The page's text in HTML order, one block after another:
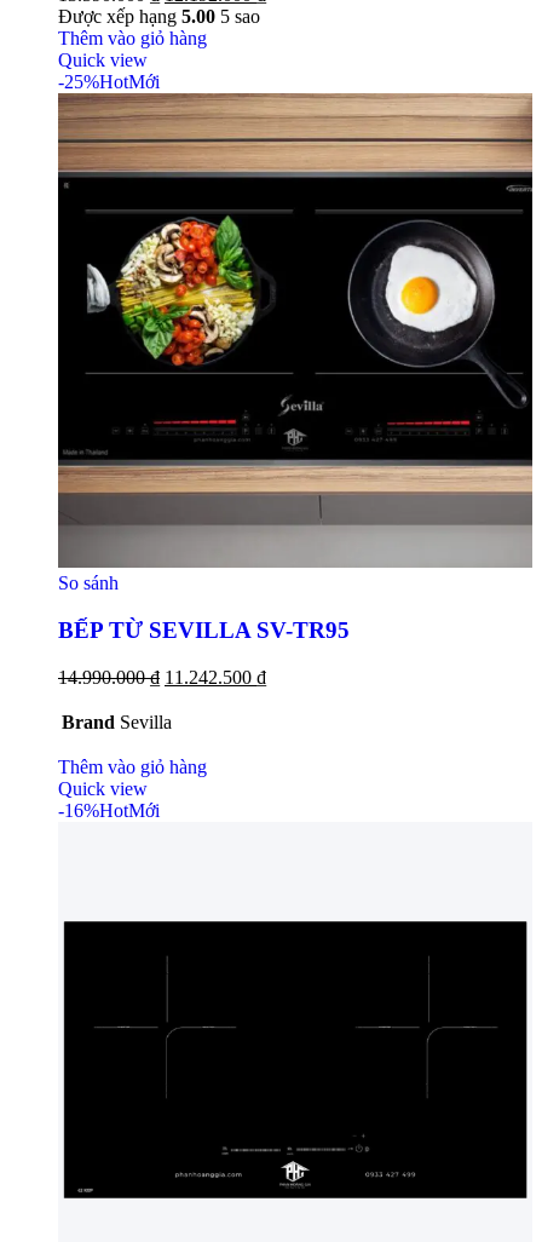
Được xếp hạng 5.00 5 sao
Thêm vào giỏ hàng
Quick view
-25%HotMới
So sánh
BẾP TỪ SEVILLA SV-TR95
14.990.000₫ 11.242.500 ₫
Brand Sevilla
Thêm vào giỏ hàng
Quick view
-16%HotMới